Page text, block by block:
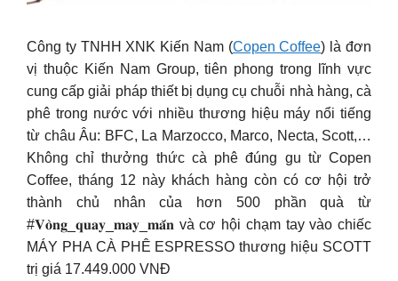
Công ty TNHH XNK Kiến Nam (Copen Coffee) là đơn
vị thuộc Kiến Nam Group, tiên phong trong lĩnh vực
cung cấp giải pháp thiết bị dụng cụ chuỗi nhà hàng, cà
phê trong nước với nhiều thương hiệu máy nổi tiếng
từ châu Âu: BFC, La Marzocco, Marco, Necta, Scott,…
Không chỉ thưởng thức cà phê đúng gu từ Copen
Coffee, tháng 12 này khách hàng còn có cơ hội trở
thành chủ nhân của hơn 500 phần quà từ
#𝐕𝐨̀𝐧𝐠_𝐪𝐮𝐚𝐲_𝐦𝐚𝐲_𝐦𝐚̆́𝐧 và cơ hội chạm tay vào chiếc
MÁY PHA CÀ PHÊ ESPRESSO thương hiệu SCOTT
trị giá 17.449.000 VNĐ